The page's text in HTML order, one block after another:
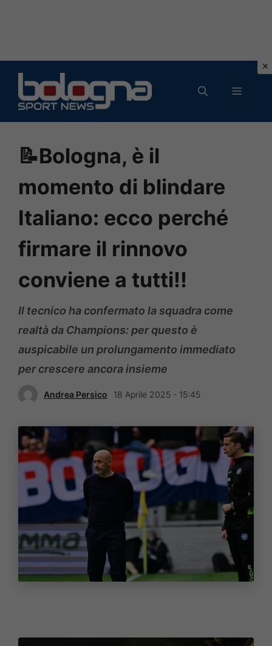
contenuto
MENU
📝Bologna, è il
momento di blindare
Italiano: ecco perché
firmare il rinnovo
conviene a tutti‼️
Il tecnico ha confermato la squadra come
realtà da Champions: per questo è
auspicabile un prolungamento immediato
per crescere ancora insieme
Andrea Persico 18 Aprile 2025 - 15:45